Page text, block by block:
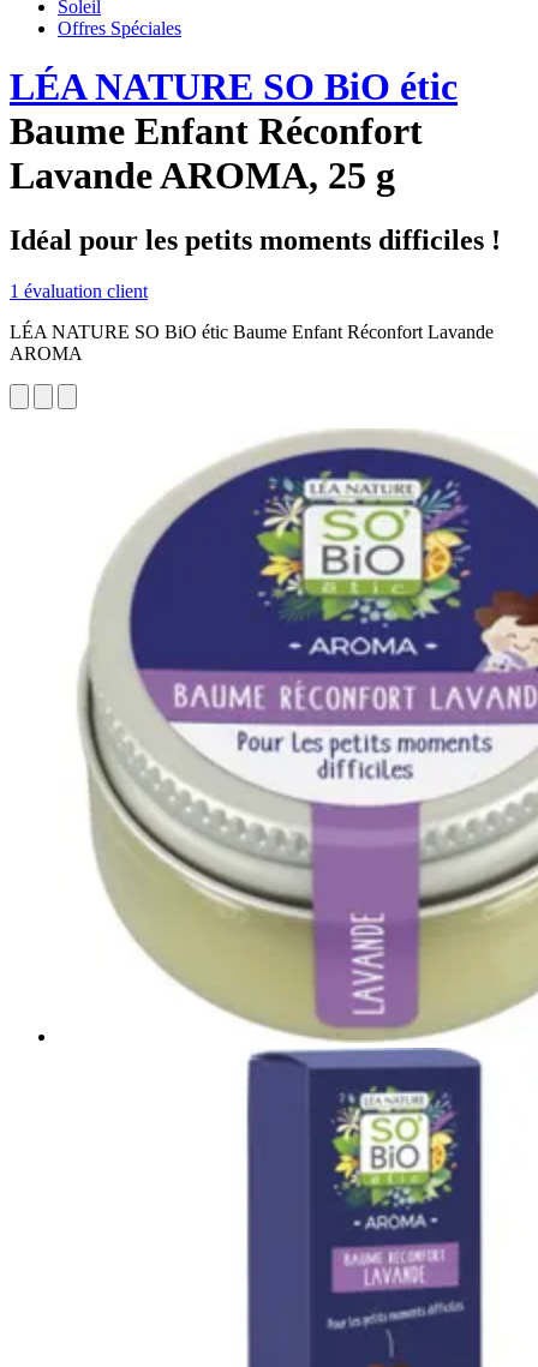
Soleil
Offres Spéciales
LÉA NATURE SO BiO étic
Baume Enfant Réconfort
Lavande AROMA, 25 g
Idéal pour les petits moments difficiles !
1 évaluation client
LÉA NATURE SO BiO étic Baume Enfant Réconfort Lavande
AROMA